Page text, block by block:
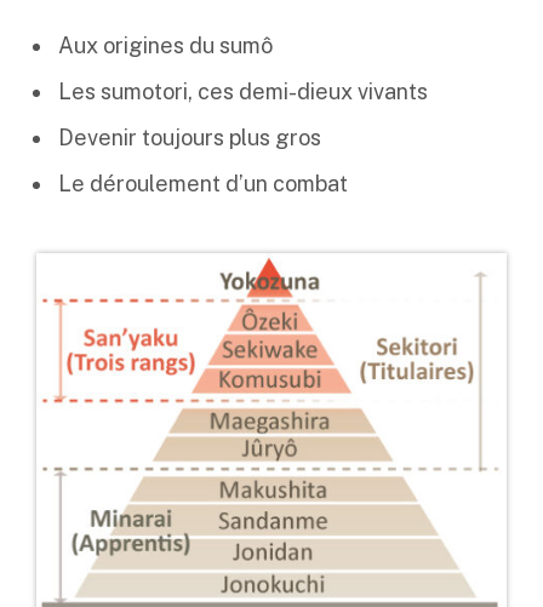
Aux origines du sumô
Les sumotori, ces demi-dieux vivants
Devenir toujours plus gros
Le déroulement d’un combat